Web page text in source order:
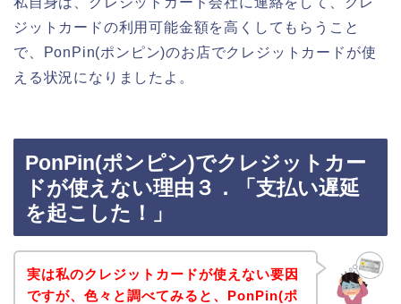
ジットカードの利用可能金額を高くしてもらうこと
で、PonPin(ポンピン)のお店でクレジットカードが使
える状況になりましたよ。
PonPin(ポンピン)でクレジットカー
ドが使えない理由３．「支払い遅延
を起こした！」
実は私のクレジットカードが使えない要因
ですが、色々と調べてみると、PonPin(ポ